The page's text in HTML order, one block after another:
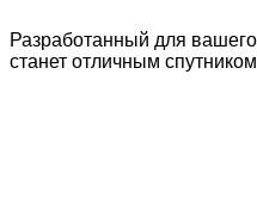
Разработанный для
станет отличным